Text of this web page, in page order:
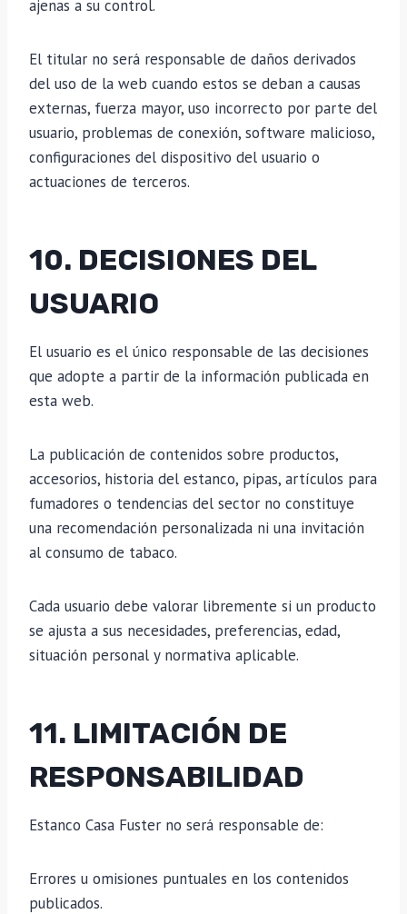
ajenas a su control.
El titular no será responsable de daños derivados
del uso de la web cuando estos se deban a causas
externas, fuerza mayor, uso incorrecto por parte del
usuario, problemas de conexión, software malicioso,
configuraciones del dispositivo del usuario o
actuaciones de terceros.
10. DECISIONES DEL
USUARIO
El usuario es el único responsable de las decisiones
que adopte a partir de la información publicada en
esta web.
La publicación de contenidos sobre productos,
accesorios, historia del estanco, pipas, artículos para
fumadores o tendencias del sector no constituye
una recomendación personalizada ni una invitación
al consumo de tabaco.
Cada usuario debe valorar libremente si un producto
se ajusta a sus necesidades, preferencias, edad,
situación personal y normativa aplicable.
11. LIMITACIÓN DE
RESPONSABILIDAD
Estanco Casa Fuster no será responsable de:
Errores u omisiones puntuales en los contenidos
publicados.